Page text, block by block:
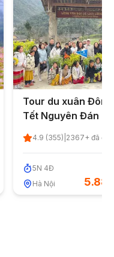
Tour du xuân
Tết Nguyên Đán
Hà Nội (Đã kết
4.9 (355) 2367+ đã
5N 4Đ
Hà Nội